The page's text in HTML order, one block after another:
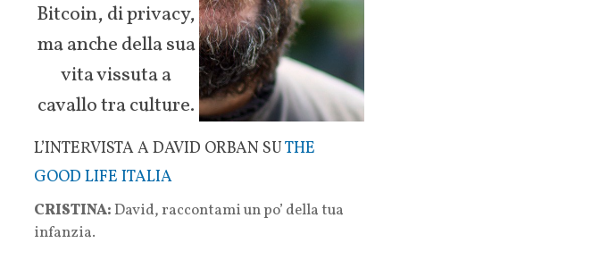
Bitcoin, di privacy,
ma anche della sua
vita vissuta a
cavallo tra culture.
L’INTERVISTA A DAVID ORBAN SUTHE
GOOD LIFE ITALIA
CRISTINA:David, raccontami un po’ della tua
infanzia.